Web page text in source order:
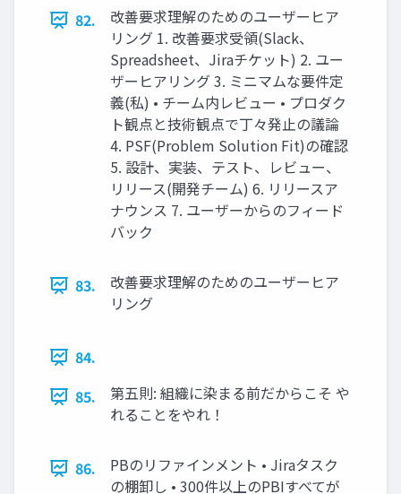
82.
改善要求理解のためのユーザーヒア
リング 1. 改善要求受領(Slack、
Spreadsheet、Jiraチケット) 2. ユー
ザーヒアリング 3. ミニマムな要件定
義(私) • チーム内レビュー • プロダク
ト観点と技術観点で丁々発止の議論
4. PSF(Problem Solution Fit)の確認
5. 設計、実装、テスト、レビュー、
リリース(開発チーム) 6. リリースア
ナウンス 7. ユーザーからのフィード
バック
83.
改善要求理解のためのユーザーヒア
リング
84.
85.
第五則: 組織に染まる前だからこそ や
れることをやれ！
86.
PBのリファインメント • Jiraタスク
の棚卸し • 300件以上のPBIすべてが